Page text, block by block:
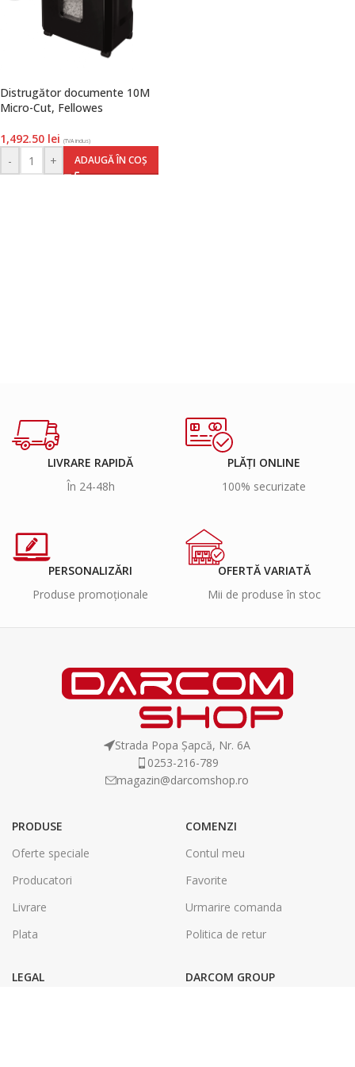
Distrugător documente 10M
Micro-Cut, Fellowes
1,492.50 lei (TVA inclus)
- + ADAUGĂ ÎN COȘ
LIVRARE RAPIDĂ
În 24-48h
PLĂȚI ONLINE
100% securizate
PERSONALIZĂRI
Produse promoționale
OFERTĂ VARIATĂ
Mii de produse în stoc
Strada Popa Șapcă, Nr. 6A
0253-216-789
magazin@darcomshop.ro
PRODUSE
Oferte speciale
Producatori
Livrare
Plata
COMENZI
Contul meu
Favorite
Urmarire comanda
Politica de retur
LEGAL
DARCOM GROUP